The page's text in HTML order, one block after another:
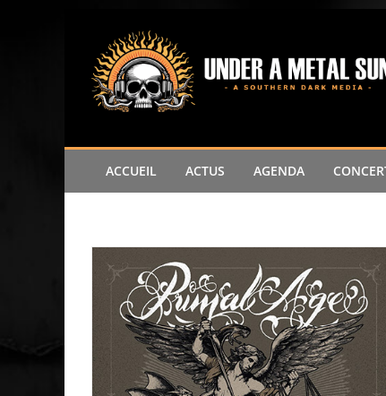
ACCUEIL ACTUS AGENDA